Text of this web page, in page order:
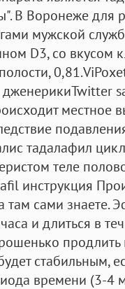
В Воронеже
мужской
D3, со вкусом
дженерикиTwitter
местное
тадалафил
теле
инструкция
там сами знаете.
и длиться в
стабильным,
времени (3-4